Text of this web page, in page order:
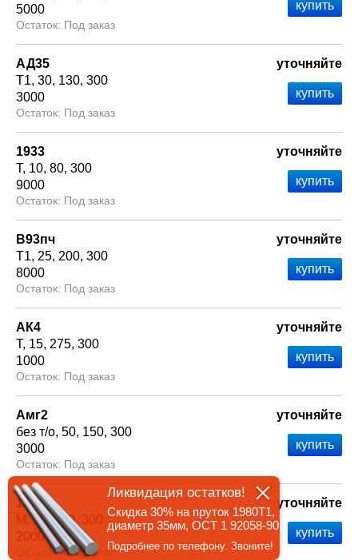
5000
Под заказ
АД35
Т1 30 130 300
3000
Под заказ
уточняйте
1933
Т 10 80 300
9000
Под заказ
уточняйте
В93пч
Т1 25 200 300
8000
Под заказ
уточняйте
АК4
Т 15 275 300
1000
Под заказ
уточняйте
Амг2
без т/о 50 150 300
3000
Под заказ
уточняйте
1561
М
15 150 300
2000
Под заказ
уточняйте
Ликвидация остатков!
Скидка 30% на пруток 1980Т1,
диаметр 35мм, ОСТ 1 92058-90
Подробнее по телефону. Звоните!